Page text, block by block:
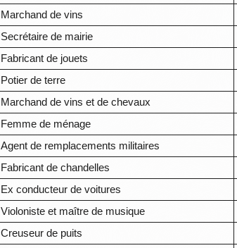
Marchand de vins
Secrétaire de mairie
Fabricant de jouets
Potier de terre
Marchand de vins et de chevaux
Femme de ménage
Agent de remplacements militaires
Fabricant de chandelles
Ex conducteur de voitures
Violoniste et maître de musique
Creuseur de puits